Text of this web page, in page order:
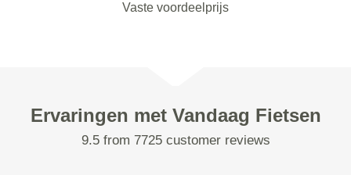
Vaste voordeelprijs
Ervaringen met Vandaag Fietsen
9.5 from 7725 customer reviews